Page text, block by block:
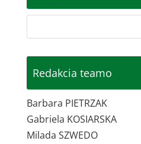
Redakcia teamo
Barbara PIETRZAK
Gabriela KOSIARSKA
Milada SZWEDO